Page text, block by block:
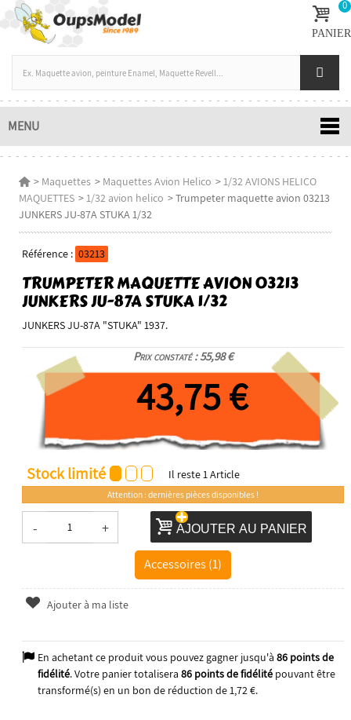
0
PANIER
MENU
> Maquettes > Maquettes Avion Helico >1/32 AVIONS HELICO
MAQUETTES >1/32 avion helico >Trumpeter maquette avion 03213
JUNKERS JU-87A STUKA 1/32
Référence : 03213
TRUMPETER MAQUETTE AVION 03213
JUNKERS JU-87A STUKA 1/32
JUNKERS JU-87A "STUKA" 1937.
Prix constaté : 55,98 €
43,75 €
Stock limité Il reste1Article
Attention : dernières pièces disponibles !
- + AJOUTER AU PANIER
Accessoires (1)
Ajouter à ma liste
En achetant ce produit vous pouvez gagner jusqu'à 86points de
fidélité. Votre panier totalisera 86points de fidélitépouvant être
transformé(s) en un bon de réduction de1,72 €.